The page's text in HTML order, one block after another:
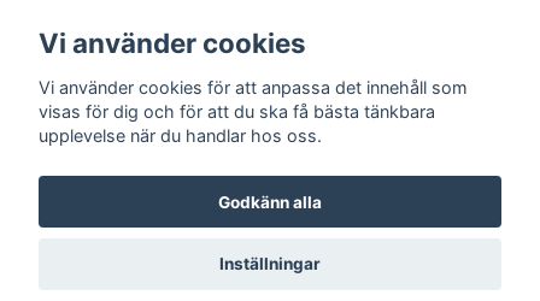
Läs mer
Sociala medier
© 2026 Your Nailerystore
Vi använder cookies
Vi använder cookies för att anpassa det innehåll som
visas för dig och för att du ska få bästa tänkbara
upplevelse när du handlar hos oss.
Godkänn alla
Inställningar